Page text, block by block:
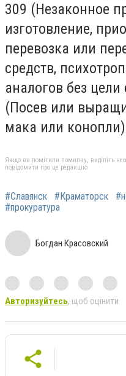
309 (Незаконное
изготовление,
перевозка или
средств,
аналогов без
(Посев или
мака или
Якщо ви помітили помилку, виділіть
повідомити про це редакцію
#Славянск #Краматорск
#прокуратура
Богдан Красовский
Авторизуйтесь, щоб оцінити